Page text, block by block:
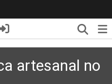
artesanal no